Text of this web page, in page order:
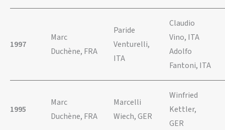
1997
Marc
Duchène, FRA
Paride
Venturelli,
ITA
Claudio
Vino, ITA
Adolfo
Fantoni, ITA
1995
Marc
Duchène, FRA
Marcelli
Wiech, GER
Winfried
Kettler,
GER